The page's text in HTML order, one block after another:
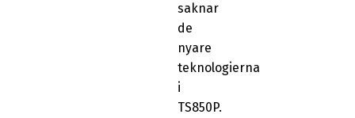
saknar
de
nyare
teknologierna
i
TS850P.